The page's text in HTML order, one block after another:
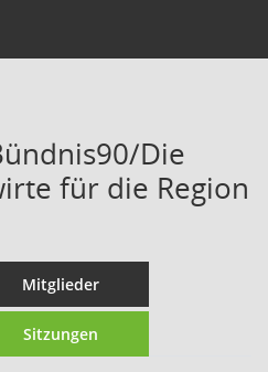
Die
für die Region
Mitglieder
Sitzungen